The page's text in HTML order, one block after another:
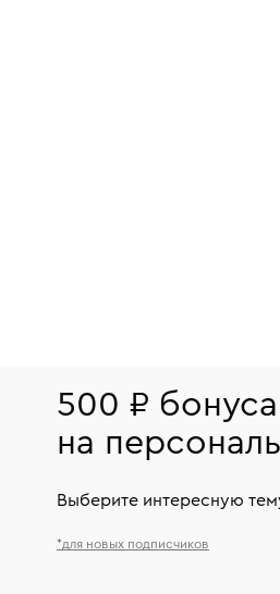
500 ₽
на
Выберите интересную
*для новых подписчиков